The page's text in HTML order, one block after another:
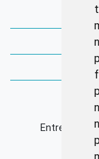
Entrequadra